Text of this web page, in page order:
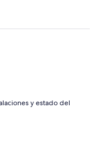
y estado del